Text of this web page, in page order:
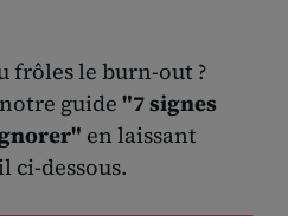
frôles le burn-out ?
guide "7 signes
en laissant
ci-dessous.